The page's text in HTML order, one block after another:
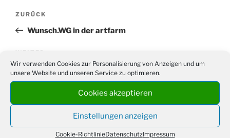
Wir verwenden Cookies zur Personalisierung von Anzeigen und um
unsere Website und unseren Service zu optimieren.
Cookies akzeptieren
Einstellungen anzeigen
Cookie-RichtlinieDatenschutzImpressum
Beitragsnavigation
Vorheriger
Beitrag
ZURÜCK
Wunsch.WG in der artfarm
Beitrag
Evangelische Jugend Drabenderhöhe: Kanutour für
Jugendliche